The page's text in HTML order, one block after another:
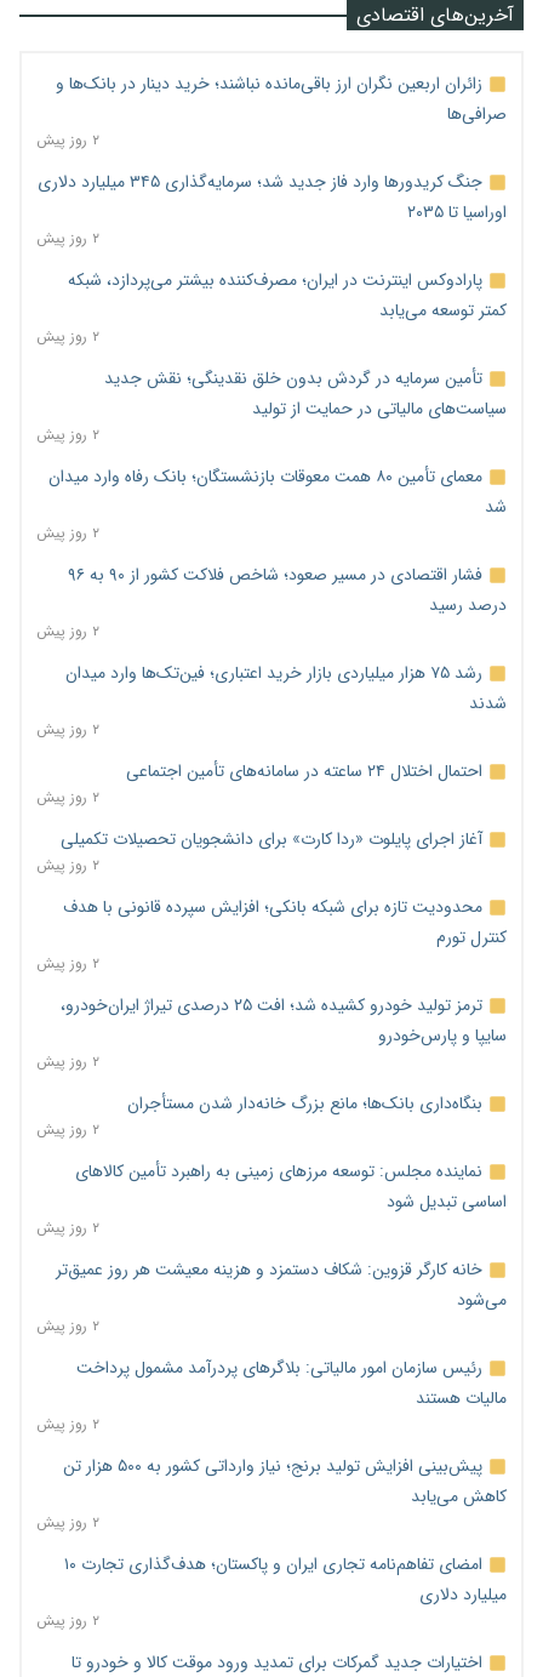
آخرین‌های اقتصادی
زائران اربعین نگران ارز باقی‌مانده نباشند؛ خرید دینار در بانک‌ها و
صرافی‌ها
۲ روز پیش
جنگ کریدورها وارد فاز جدید شد؛ سرمایه‌گذاری ۳۴۵ میلیارد دلاری
اوراسیا تا ۲۰۳۵
۲ روز پیش
پارادوکس اینترنت در ایران؛ مصرف‌کننده بیشتر می‌پردازد، شبکه
کمتر توسعه می‌یابد
۲ روز پیش
تأمین سرمایه در گردش بدون خلق نقدینگی؛ نقش جدید
سیاست‌های مالیاتی در حمایت از تولید
۲ روز پیش
معمای تأمین ۸۰ همت معوقات بازنشستگان؛ بانک رفاه وارد میدان
شد
۲ روز پیش
فشار اقتصادی در مسیر صعود؛ شاخص فلاکت کشور از ۹۰ به ۹۶
درصد رسید
۲ روز پیش
رشد ۷۵ هزار میلیاردی بازار خرید اعتباری؛ فین‌تک‌ها وارد میدان
شدند
۲ روز پیش
احتمال اختلال ۲۴ ساعته در سامانه‌های تأمین اجتماعی
۲ روز پیش
آغاز اجرای پایلوت «ردا کارت» برای دانشجویان تحصیلات تکمیلی
۲ روز پیش
محدودیت تازه برای شبکه بانکی؛ افزایش سپرده قانونی با هدف
کنترل تورم
۲ روز پیش
ترمز تولید خودرو کشیده شد؛ افت ۲۵ درصدی تیراژ ایران‌خودرو،
سایپا و پارس‌خودرو
۲ روز پیش
بنگاه‌داری بانک‌ها؛ مانع بزرگ خانه‌دار شدن مستأجران
۲ روز پیش
نماینده مجلس: توسعه مرزهای زمینی به راهبرد تأمین کالاهای
اساسی تبدیل شود
۲ روز پیش
خانه کارگر قزوین: شکاف دستمزد و هزینه معیشت هر روز عمیق‌تر
می‌شود
۲ روز پیش
رئیس سازمان امور مالیاتی: بلاگرهای پردرآمد مشمول پرداخت
مالیات هستند
۲ روز پیش
پیش‌بینی افزایش تولید برنج؛ نیاز وارداتی کشور به ۵۰۰ هزار تن
کاهش می‌یابد
۲ روز پیش
امضای تفاهم‌نامه تجاری ایران و پاکستان؛ هدف‌گذاری تجارت ۱۰
میلیارد دلاری
۲ روز پیش
اختیارات جدید گمرکات برای تمدید ورود موقت کالا و خودرو تا